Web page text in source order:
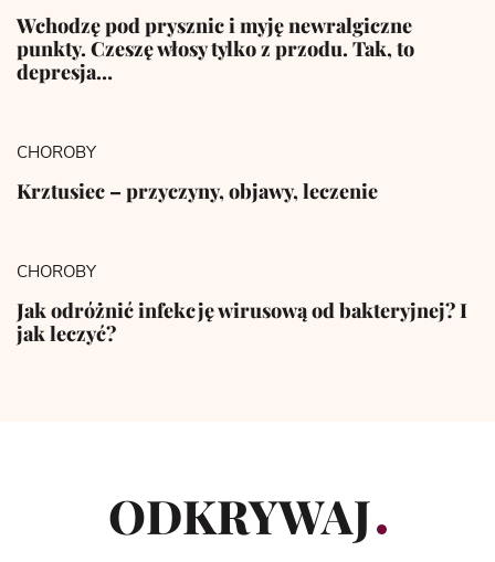
Wchodzę pod prysznic i myję newralgiczne
punkty. Czeszę włosy tylko z przodu. Tak, to
depresja…
CHOROBY
Krztusiec – przyczyny, objawy, leczenie
CHOROBY
Jak odróżnić infekcję wirusową od bakteryjnej? I
jak leczyć?
ODKRYWAJ